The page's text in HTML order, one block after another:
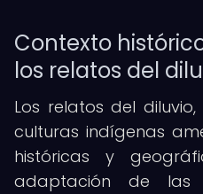
Contexto
los relatos del
Los relatos del
culturas indígenas
históricas y
adaptación de las